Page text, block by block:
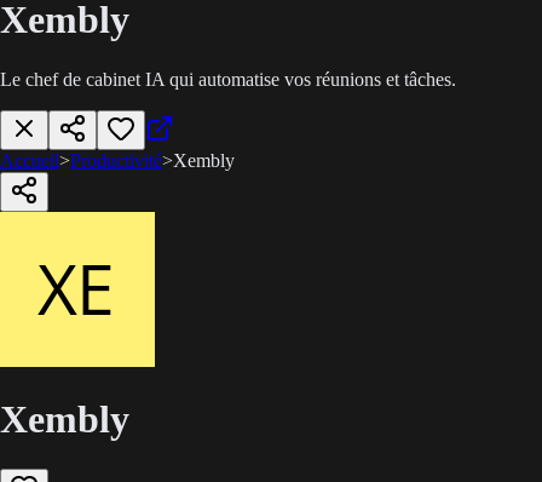
Xembly
Le chef de cabinet IA qui automatise vos réunions et tâches.
Accueil>Productivité>Xembly
Xembly